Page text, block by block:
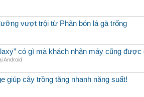
vượt trội từ Phân bón lá gà trống
có gì mà khách nhận máy cũng được
Android
giúp cây trồng tăng nhanh năng suất!